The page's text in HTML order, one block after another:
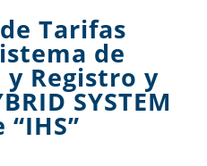
Tarifas
de
Registro y
SYSTEM